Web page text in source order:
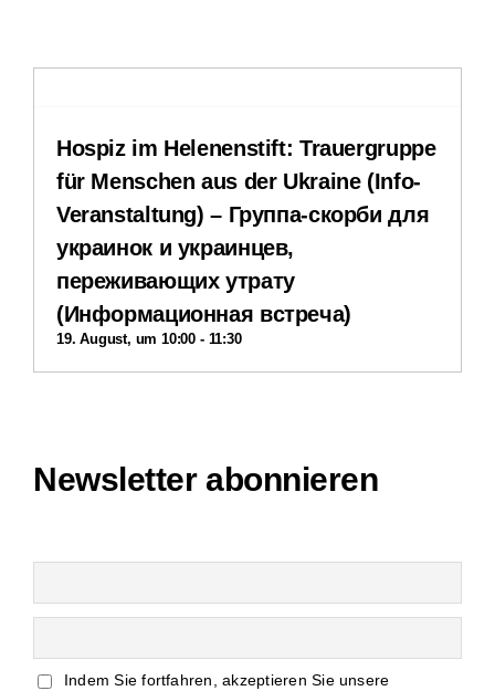
Downloads
Impressum
Datenschutzerklärung
Interner Bereich
Hospiz im Helenenstift: Trauergruppe
für Menschen aus der Ukraine (Info-
Veranstaltung) – Группа-скорби для
украинок и украинцев,
переживающих утрату
(Информационная встреча)
19. August, um 10:00 - 11:30
Newsletter abonnieren
Indem Sie fortfahren, akzeptieren Sie unsere